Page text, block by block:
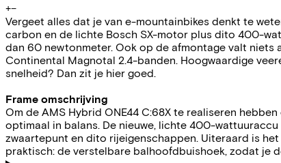
+−
Vergeet alles dat je van e-mountainbikes denkt te
carbon en de lichte Bosch SX-motor plus dito 400-
dan 60 newtonmeter. Ook op de afmontage valt niets
Continental Magnotal 2.4-banden. Hoogwaardige
snelheid? Dan zit je hier goed.
Frame omschrijving
Om de AMS Hybrid ONE44 C:68X te realiseren
optimaal in balans. De nieuwe, lichte 400-
zwaartepunt en dito rijeigenschappen. Uiteraard is
praktisch: de verstelbare balhoofdbuishoek, zodat je